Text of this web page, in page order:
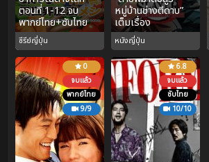
ตอนที่ 1-12 จบ
พากย์ไทย+ซับไทย
ซีรีย์ญี่ปุ่น
หมู่บ้านช่างตีดาบ”
เต็มเรื่อง
หนังญี่ปุ่น
0
จบแล้ว
พากย์ไทย
9/9
6.8
จบแล้ว
ซับไทย
10/10